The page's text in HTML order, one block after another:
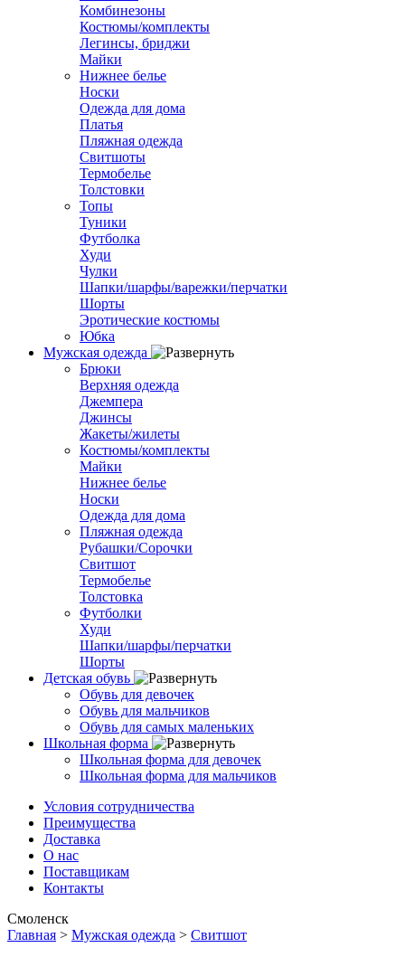
Комбинезоны
Костюмы/комплекты
Легинсы, бриджи
Майки
Нижнее белье
Носки
Одежда для дома
Платья
Пляжная одежда
Свитшоты
Термобелье
Толстовки
Топы
Туники
Футболка
Худи
Чулки
Шапки/шарфы/варежки/перчатки
Шорты
Эротические костюмы
Юбка
Мужская одежда
Брюки
Верхняя одежда
Джемпера
Джинсы
Жакеты/жилеты
Костюмы/комплекты
Майки
Нижнее белье
Носки
Одежда для дома
Пляжная одежда
Рубашки/Сорочки
Свитшот
Термобелье
Толстовка
Футболки
Худи
Шапки/шарфы/перчатки
Шорты
Детская обувь
Обувь для девочек
Обувь для мальчиков
Обувь для самых маленьких
Школьная форма
Школьная форма для девочек
Школьная форма для мальчиков
Условия сотрудничества
Преимущества
Доставка
О нас
Поставщикам
Контакты
Смоленск
Главная > Мужская одежда > Свитшот